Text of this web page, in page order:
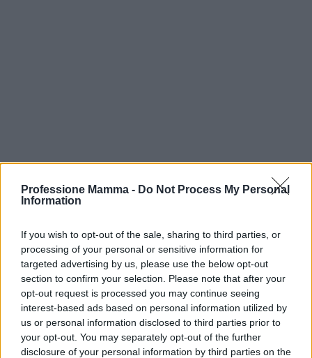
Professione Mamma - Do Not Process My Personal
Information
If you wish to opt-out of the sale, sharing to third parties, or
processing of your personal or sensitive information for
targeted advertising by us, please use the below opt-out
section to confirm your selection. Please note that after your
opt-out request is processed you may continue seeing
interest-based ads based on personal information utilized by
us or personal information disclosed to third parties prior to
your opt-out. You may separately opt-out of the further
disclosure of your personal information by third parties on the
Continua a leggere
NEWS E ATTUALITÀ